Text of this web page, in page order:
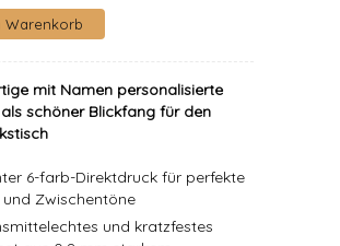
mit Namen personalisierte
schöner Blickfang für den
6-farb-Direktdruck für perfekte
Zwischentöne
und kratzfestes